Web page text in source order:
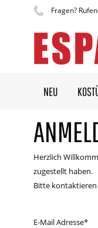
Fragen?
NEU
Herzlich
zugestellt haben.
Bitte kontaktieren
E-Mail Adresse*